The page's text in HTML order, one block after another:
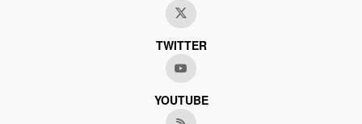
TWITTER
YOUTUBE